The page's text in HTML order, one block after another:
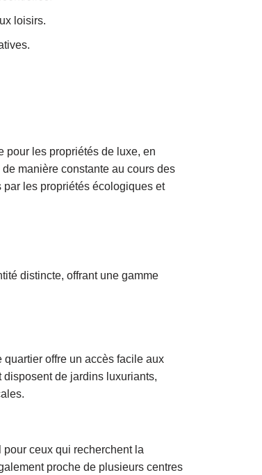
loisirs.
pour les propriétés de luxe, en
manière constante au cours des
les propriétés écologiques et
distincte, offrant une gamme
offre un accès facile aux
de jardins luxuriants,
ceux qui recherchent la
proche de plusieurs centres